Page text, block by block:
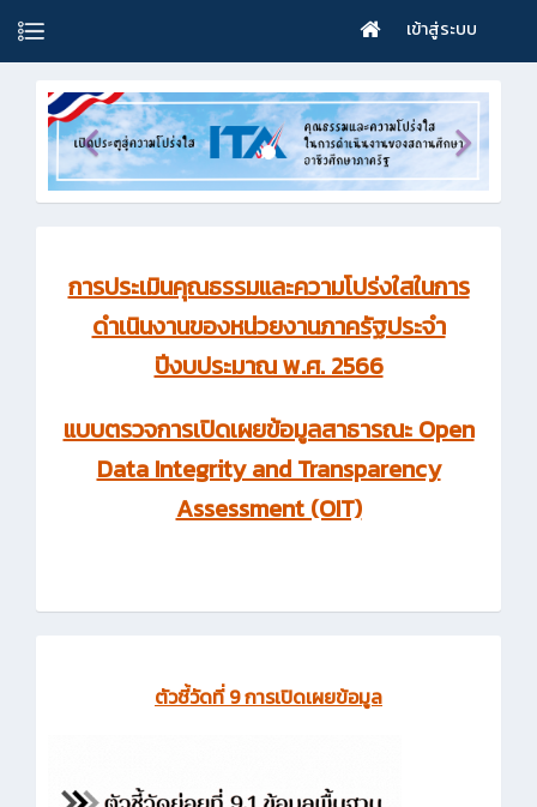
เข้าสู่ระบบ
การประเมินคุณธรรมและความโปร่งใสในการ
ดำเนินงานของหน่วยงานภาครัฐประจำ
ปีงบประมาณ พ.ศ. 2566
แบบตรวจการเปิดเผยข้อมูลสาธารณะ Open
Data Integrity and Transparency
Assessment (OIT)
ตัวชี้วัดที่ 9 การเปิดเผยข้อมูล